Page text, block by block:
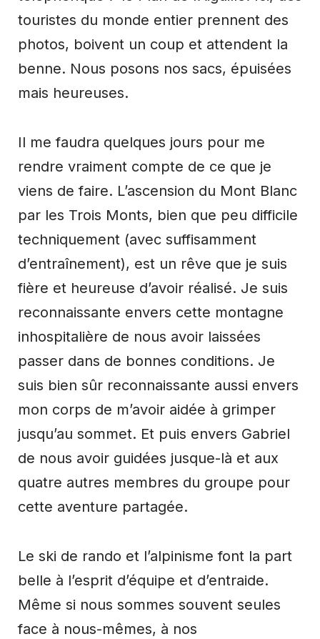
touristes du monde entier prennent des
photos, boivent un coup et attendent la
benne. Nous posons nos sacs, épuisées
mais heureuses.
Il me faudra quelques jours pour me
rendre vraiment compte de ce que je
viens de faire. L’ascension du Mont Blanc
par les Trois Monts, bien que peu difficile
techniquement (avec suffisamment
d’entraînement), est un rêve que je suis
fière et heureuse d’avoir réalisé. Je suis
reconnaissante envers cette montagne
inhospitalière de nous avoir laissées
passer dans de bonnes conditions. Je
suis bien sûr reconnaissante aussi envers
mon corps de m’avoir aidée à grimper
jusqu’au sommet. Et puis envers Gabriel
de nous avoir guidées jusque-là et aux
quatre autres membres du groupe pour
cette aventure partagée.
Le ski de rando et l’alpinisme font la part
belle à l’esprit d’équipe et d’entraide.
Même si nous sommes souvent seules
face à nous-mêmes, à nos